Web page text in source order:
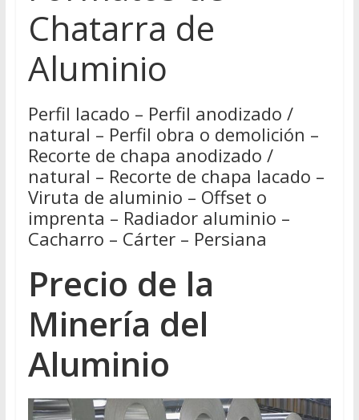
Chatarra de
Aluminio
Perfil lacado – Perfil anodizado /
natural – Perfil obra o demolición –
Recorte de chapa anodizado /
natural – Recorte de chapa lacado –
Viruta de aluminio – Offset o
imprenta – Radiador aluminio –
Cacharro – Cárter – Persiana
Precio de la
Minería del
Aluminio